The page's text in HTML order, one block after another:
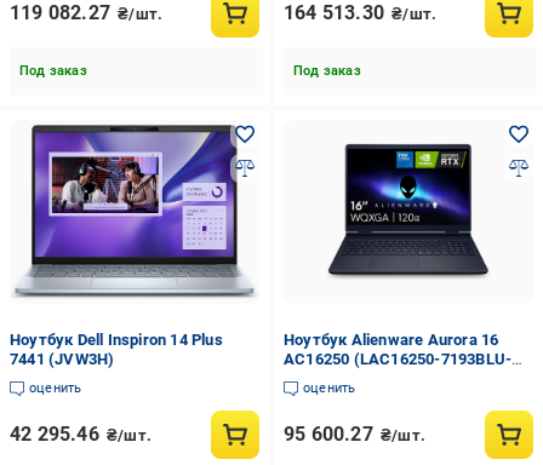
119 082.27 ₴/шт.
Под заказ
164 513.30 ₴/шт.
Под заказ
Ноутбук Dell Inspiron 14 Plus
7441 (JVW3H)
оценить
42 295.46 ₴/шт.
Ноутбук Alienware Aurora 16
AC16250 (LAC16250-7193BLU-
PUS)
оценить
95 600.27 ₴/шт.